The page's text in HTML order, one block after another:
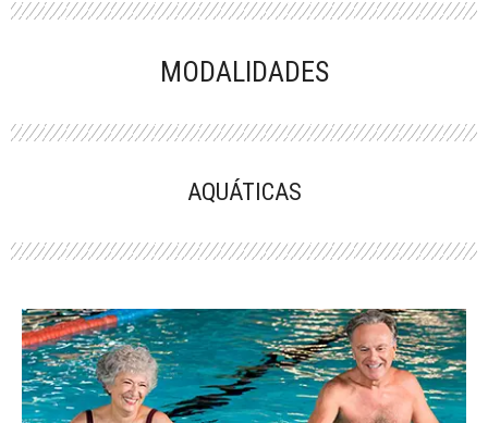
MODALIDADES
AQUÁTICAS